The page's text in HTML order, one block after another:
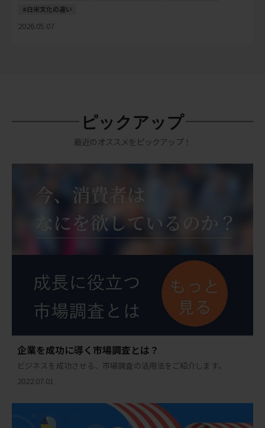
日米文化の違い
2026.05.07
ピックアップ
最近のオススメをピックアップ！
企業を成功に導く市場調査とは？
ビジネスを成功させる、市場調査の活用法をご紹介します。
2022.07.01